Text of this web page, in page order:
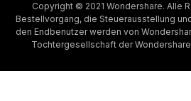
Copyright © 2021 Wondershare. Alle
Bestellvorgang, die Steuerausstellung
den Endbenutzer werden von
Tochtergesellschaft der